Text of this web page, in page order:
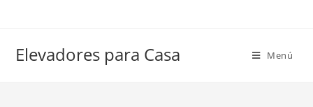
Elevadores para Casa Menú